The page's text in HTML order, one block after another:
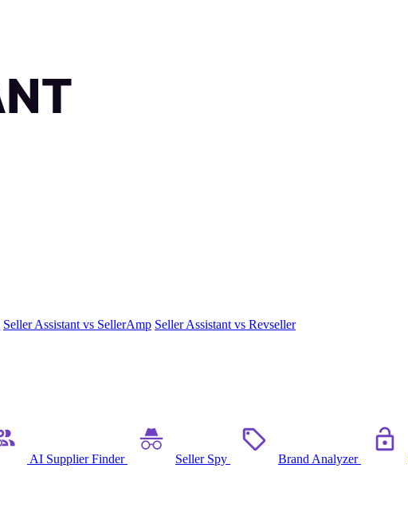
Seller Assistant vs SellerAmp Seller Assistant vs Revseller
AI Supplier Finder Seller Spy Brand Analyzer